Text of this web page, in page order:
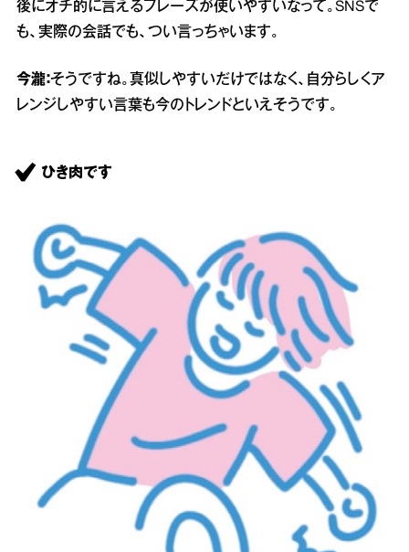
後にオチ的に言えるフレーズが使いやすいなって。SNSで
も、実際の会話でも、つい言っちゃいます。
今瀧：そうですね。真似しやすいだけではなく、自分らしくア
レンジしやすい言葉も今のトレンドといえそうです。
ひき肉です